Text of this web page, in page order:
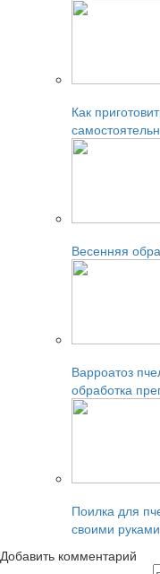
Как
Весенняя
Варроатоз
обработка
Поилка для
своими руками
Добавить комментарий